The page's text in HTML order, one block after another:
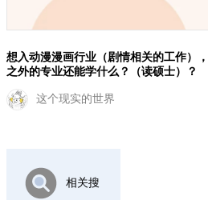
想入动漫漫画行业（剧情相关的工作）
之外的专业还能学什么？（读硕士）？
这个现实的世界
相关搜